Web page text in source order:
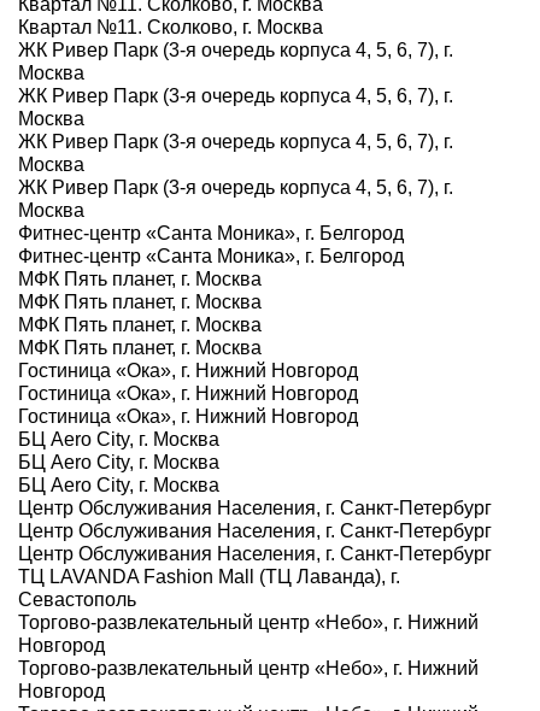
Квартал №11. Сколково, г. Москва
Квартал №11. Сколково, г. Москва
ЖК Ривер Парк (3-я очередь корпуса 4, 5, 6, 7), г.
Москва
ЖК Ривер Парк (3-я очередь корпуса 4, 5, 6, 7), г.
Москва
ЖК Ривер Парк (3-я очередь корпуса 4, 5, 6, 7), г.
Москва
ЖК Ривер Парк (3-я очередь корпуса 4, 5, 6, 7), г.
Москва
Фитнес-центр «Санта Моника», г. Белгород
Фитнес-центр «Санта Моника», г. Белгород
МФК Пять планет, г. Москва
МФК Пять планет, г. Москва
МФК Пять планет, г. Москва
МФК Пять планет, г. Москва
Гостиница «Ока», г. Нижний Новгород
Гостиница «Ока», г. Нижний Новгород
Гостиница «Ока», г. Нижний Новгород
БЦ Aero City, г. Москва
БЦ Aero City, г. Москва
БЦ Aero City, г. Москва
Центр Обслуживания Населения, г. Санкт-Петербург
Центр Обслуживания Населения, г. Санкт-Петербург
Центр Обслуживания Населения, г. Санкт-Петербург
ТЦ LAVANDA Fashion Mall (ТЦ Лаванда), г.
Севастополь
Торгово-развлекательный центр «Небо», г. Нижний
Новгород
Торгово-развлекательный центр «Небо», г. Нижний
Новгород